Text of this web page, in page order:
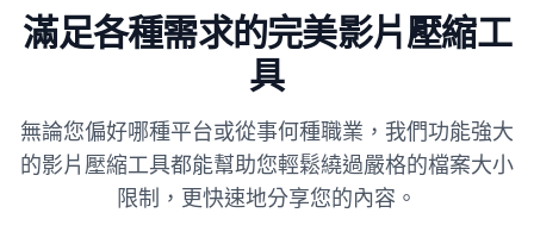
滿足各種需求的完美影片壓縮工
具
無論您偏好哪種平台或從事何種職業，我們功能強大
的影片壓縮工具都能幫助您輕鬆繞過嚴格的檔案大小
限制，更快速地分享您的內容。